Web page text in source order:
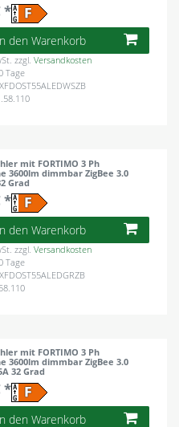
*
den Warenkorb
zzgl.Versandkosten
Tage
mit FORTIMO 3 Ph
3600lm dimmbar ZigBee 3.0
Grad
*
den Warenkorb
zzgl.Versandkosten
Tage
mit FORTIMO 3 Ph
3600lm dimmbar ZigBee 3.0
32 Grad
*
den Warenkorb